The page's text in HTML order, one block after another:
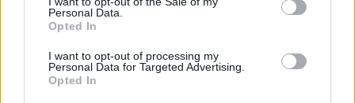
Personal Data.
Opted In
I want to opt-out of processing my
Personal Data for Targeted Advertising.
Opted In